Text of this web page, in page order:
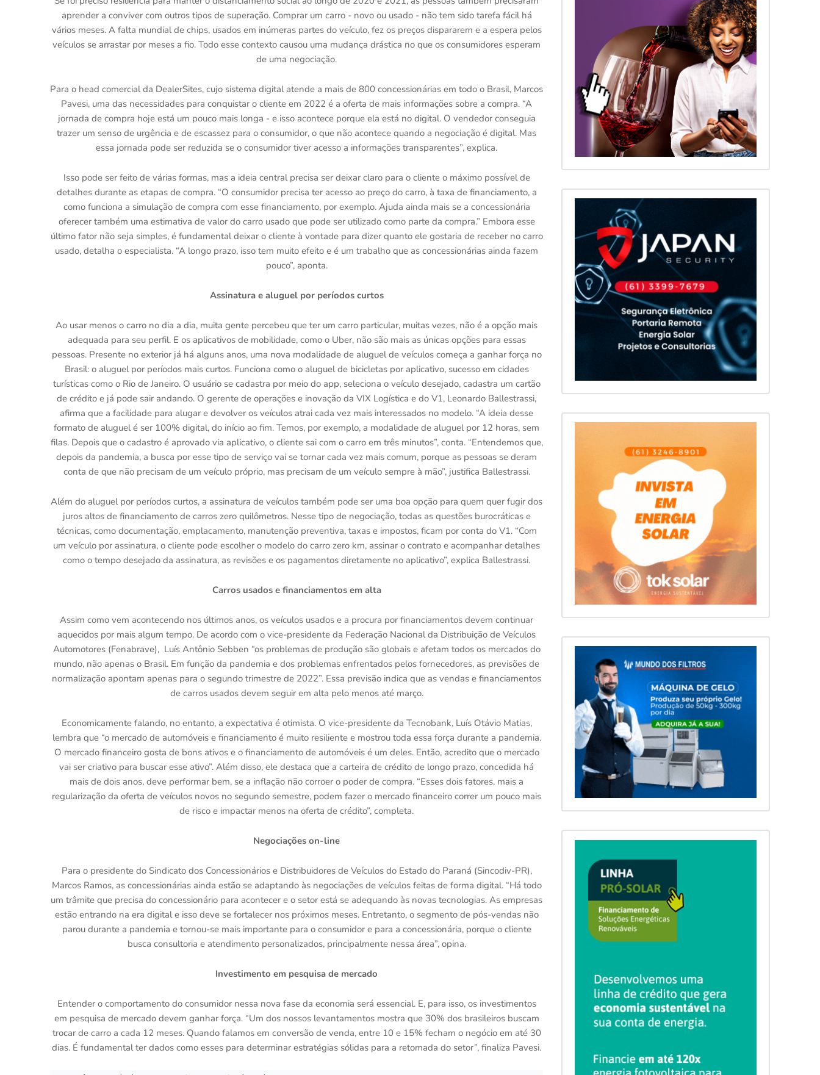
aprender a conviver com outros tipos de superação. Comprar um carro - novo ou usado - não tem sido tarefa fácil há
vários meses. A falta mundial de chips, usados em inúmeras partes do veículo, fez os preços dispararem e a espera pelos
veículos se arrastar por meses a fio. Todo esse contexto causou uma mudança drástica no que os consumidores esperam
de uma negociação.
Para o head comercial da DealerSites, cujo sistema digital atende a mais de 800 concessionárias em todo o Brasil, Marcos
Pavesi, uma das necessidades para conquistar o cliente em 2022 é a oferta de mais informações sobre a compra. “A
jornada de compra hoje está um pouco mais longa - e isso acontece porque ela está no digital. O vendedor conseguia
trazer um senso de urgência e de escassez para o consumidor, o que não acontece quando a negociação é digital. Mas
essa jornada pode ser reduzida se o consumidor tiver acesso a informações transparentes”, explica.
Isso pode ser feito de várias formas, mas a ideia central precisa ser deixar claro para o cliente o máximo possível de
detalhes durante as etapas de compra. “O consumidor precisa ter acesso ao preço do carro, à taxa de financiamento, a
como funciona a simulação de compra com esse financiamento, por exemplo. Ajuda ainda mais se a concessionária
oferecer também uma estimativa de valor do carro usado que pode ser utilizado como parte da compra.” Embora esse
último fator não seja simples, é fundamental deixar o cliente à vontade para dizer quanto ele gostaria de receber no carro
usado, detalha o especialista. “A longo prazo, isso tem muito efeito e é um trabalho que as concessionárias ainda fazem
pouco”, aponta.
Assinatura e aluguel por períodos curtos
Ao usar menos o carro no dia a dia, muita gente percebeu que ter um carro particular, muitas vezes, não é a opção mais
adequada para seu perfil. E os aplicativos de mobilidade, como o Uber, não são mais as únicas opções para essas
pessoas. Presente no exterior já há alguns anos, uma nova modalidade de aluguel de veículos começa a ganhar força no
Brasil: o aluguel por períodos mais curtos. Funciona como o aluguel de bicicletas por aplicativo, sucesso em cidades
turísticas como o Rio de Janeiro. O usuário se cadastra por meio do app, seleciona o veículo desejado, cadastra um cartão
de crédito e já pode sair andando. O gerente de operações e inovação da VIX Logística e do V1, Leonardo Ballestrassi,
afirma que a facilidade para alugar e devolver os veículos atrai cada vez mais interessados no modelo. “A ideia desse
formato de aluguel é ser 100% digital, do início ao fim. Temos, por exemplo, a modalidade de aluguel por 12 horas, sem
filas. Depois que o cadastro é aprovado via aplicativo, o cliente sai com o carro em três minutos”, conta. “Entendemos que,
depois da pandemia, a busca por esse tipo de serviço vai se tornar cada vez mais comum, porque as pessoas se deram
conta de que não precisam de um veículo próprio, mas precisam de um veículo sempre à mão”, justifica Ballestrassi.
Além do aluguel por períodos curtos, a assinatura de veículos também pode ser uma boa opção para quem quer fugir dos
juros altos de financiamento de carros zero quilômetros. Nesse tipo de negociação, todas as questões burocráticas e
técnicas, como documentação, emplacamento, manutenção preventiva, taxas e impostos, ficam por conta do V1. “Com
um veículo por assinatura, o cliente pode escolher o modelo do carro zero km, assinar o contrato e acompanhar detalhes
como o tempo desejado da assinatura, as revisões e os pagamentos diretamente no aplicativo”, explica Ballestrassi.
Carros usados e financiamentos em alta
Assim como vem acontecendo nos últimos anos, os veículos usados e a procura por financiamentos devem continuar
aquecidos por mais algum tempo. De acordo com o vice-presidente da Federação Nacional da Distribuição de Veículos
Automotores (Fenabrave), Luís Antônio Sebben “os problemas de produção são globais e afetam todos os mercados do
mundo, não apenas o Brasil. Em função da pandemia e dos problemas enfrentados pelos fornecedores, as previsões de
normalização apontam apenas para o segundo trimestre de 2022”. Essa previsão indica que as vendas e financiamentos
de carros usados devem seguir em alta pelo menos até março.
Economicamente falando, no entanto, a expectativa é otimista. O vice-presidente da Tecnobank, Luís Otávio Matias,
lembra que “o mercado de automóveis e financiamento é muito resiliente e mostrou toda essa força durante a pandemia.
O mercado financeiro gosta de bons ativos e o financiamento de automóveis é um deles. Então, acredito que o mercado
vai ser criativo para buscar esse ativo”. Além disso, ele destaca que a carteira de crédito de longo prazo, concedida há
mais de dois anos, deve performar bem, se a inflação não corroer o poder de compra. “Esses dois fatores, mais a
regularização da oferta de veículos novos no segundo semestre, podem fazer o mercado financeiro correr um pouco mais
de risco e impactar menos na oferta de crédito”, completa.
Negociações on-line
Para o presidente do Sindicato dos Concessionários e Distribuidores de Veículos do Estado do Paraná (Sincodiv-PR),
Marcos Ramos, as concessionárias ainda estão se adaptando às negociações de veículos feitas de forma digital. “Há todo
um trâmite que precisa do concessionário para acontecer e o setor está se adequando às novas tecnologias. As empresas
estão entrando na era digital e isso deve se fortalecer nos próximos meses. Entretanto, o segmento de pós-vendas não
parou durante a pandemia e tornou-se mais importante para o consumidor e para a concessionária, porque o cliente
busca consultoria e atendimento personalizados, principalmente nessa área”, opina.
Investimento em pesquisa de mercado
Entender o comportamento do consumidor nessa nova fase da economia será essencial. E, para isso, os investimentos
em pesquisa de mercado devem ganhar força. “Um dos nossos levantamentos mostra que 30% dos brasileiros buscam
trocar de carro a cada 12 meses. Quando falamos em conversão de venda, entre 10 e 15% fecham o negócio em até 30
dias. É fundamental ter dados como esses para determinar estratégias sólidas para a retomada do setor”, finaliza Pavesi.